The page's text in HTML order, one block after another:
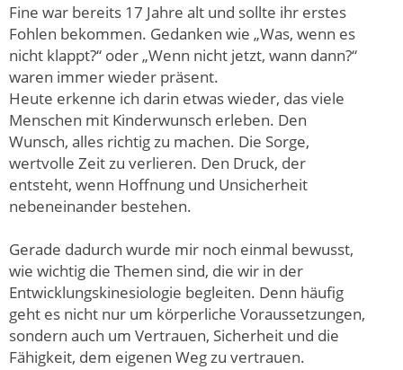
Fine war bereits 17 Jahre alt und sollte ihr erstes
Fohlen bekommen. Gedanken wie „Was, wenn es
nicht klappt?“ oder „Wenn nicht jetzt, wann dann?“
waren immer wieder präsent.
Heute erkenne ich darin etwas wieder, das viele
Menschen mit Kinderwunsch erleben. Den
Wunsch, alles richtig zu machen. Die Sorge,
wertvolle Zeit zu verlieren. Den Druck, der
entsteht, wenn Hoffnung und Unsicherheit
nebeneinander bestehen.
Gerade dadurch wurde mir noch einmal bewusst,
wie wichtig die Themen sind, die wir in der
Entwicklungskinesiologie begleiten. Denn häufig
geht es nicht nur um körperliche Voraussetzungen,
sondern auch um Vertrauen, Sicherheit und die
Fähigkeit, dem eigenen Weg zu vertrauen.